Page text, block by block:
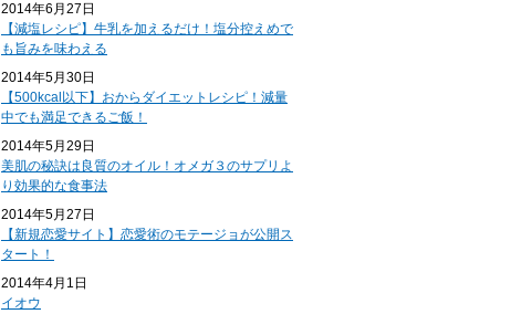
2014年6月27日
【減塩レシピ】牛乳を加えるだけ！塩分控えめで
も旨みを味わえる
2014年5月30日
【500kcal以下】おからダイエットレシピ！減量
中でも満足できるご飯！
2014年5月29日
美肌の秘訣は良質のオイル！オメガ３のサプリよ
り効果的な食事法
2014年5月27日
【新規恋愛サイト】恋愛術のモテージョが公開ス
タート！
2014年4月1日
イオウ